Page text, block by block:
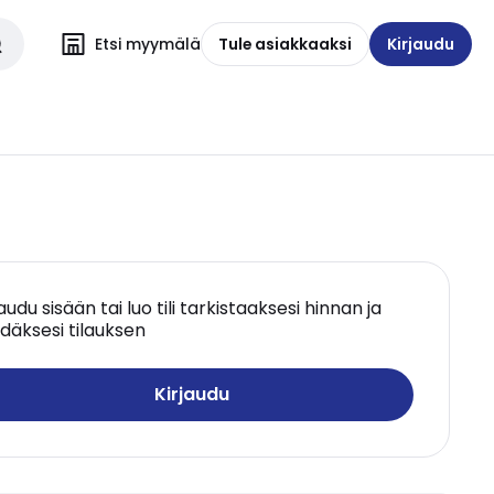
Etsi myymälä Tule asiakkaaksi Kirjaudu
sisään tai luo tili tarkistaaksesi hinnan ja
tilauksen
Kirjaudu